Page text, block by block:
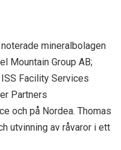
mineralbolagen
Mountain Group AB;
Facility Services
Partners
och på Nordea. Thomas
utvinning av råvaror i ett